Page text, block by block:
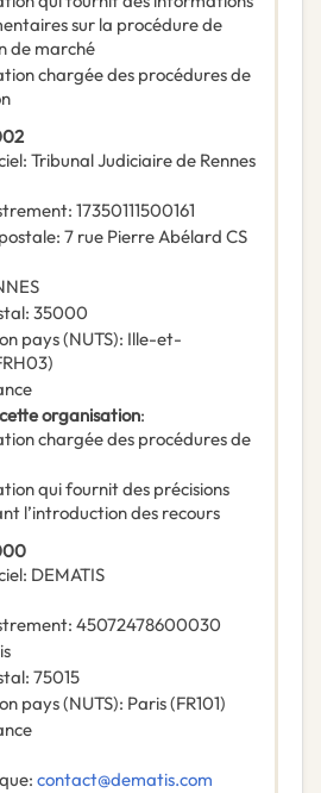
sur la procédure de
de marché
chargée des procédures de
: Tribunal Judiciaire de Rennes
: 17350111500161
: 7 rue Pierre Abélard CS
: 35000
pays (NUTS): Ille-et-
)
organisation:
chargée des procédures de
qui fournit des précisions
l’introduction des recours
: DEMATIS
: 45072478600030
: 75015
pays (NUTS): Paris(FR101)
: contact@dematis.com